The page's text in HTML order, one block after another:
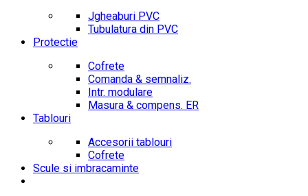
Jgheaburi PVC
Tubulatura din PVC
Protectie
Cofrete
Comanda & semnaliz.
Intr. modulare
Masura & compens. ER
Tablouri
Accesorii tablouri
Cofrete
Scule si imbracaminte